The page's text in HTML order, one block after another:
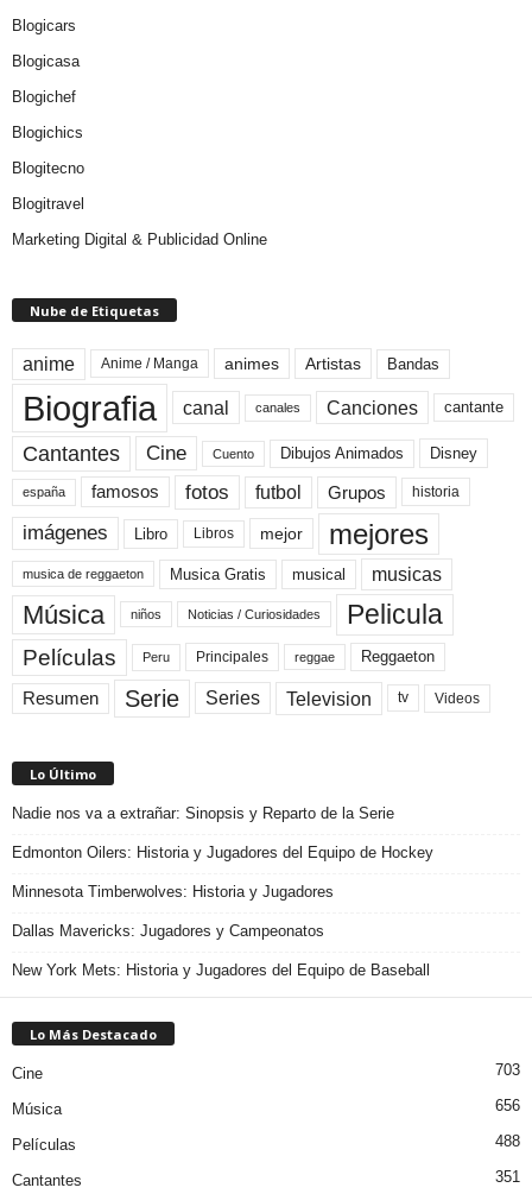
Blogicars
Blogicasa
Blogichef
Blogichics
Blogitecno
Blogitravel
Marketing Digital & Publicidad Online
Nube de Etiquetas
anime Anime / Manga animes Artistas Bandas
Biografia canal canales Canciones cantante
Cantantes Cine Cuento Dibujos Animados Disney
españa famosos fotos futbol Grupos historia
imágenes Libro Libros mejor mejores
musica de reggaeton Musica Gratis musical musicas
Música niños Noticias / Curiosidades Pelicula
Películas Peru Principales reggae Reggaeton
Resumen Serie Series Television tv Videos
Lo Último
Nadie nos va a extrañar: Sinopsis y Reparto de la Serie
Edmonton Oilers: Historia y Jugadores del Equipo de Hockey
Minnesota Timberwolves: Historia y Jugadores
Dallas Mavericks: Jugadores y Campeonatos
New York Mets: Historia y Jugadores del Equipo de Baseball
Lo Más Destacado
Cine 703
Música 656
Películas 488
Cantantes 351